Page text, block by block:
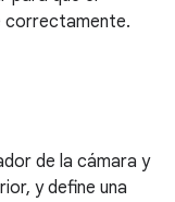
correctamente.
de la cámara y
y define una